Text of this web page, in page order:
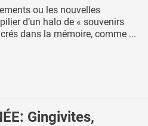
ou les nouvelles
d’un halo de « souvenirs
dans la mémoire, comme ...
Gingivites,